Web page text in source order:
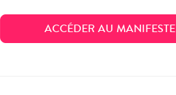
ACCÉDER AU MANIFESTE